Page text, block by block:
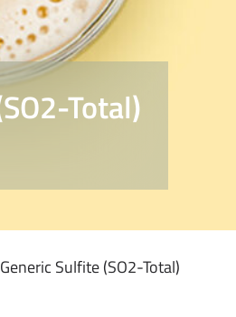
Total)
Sulfite (SO2-Total)